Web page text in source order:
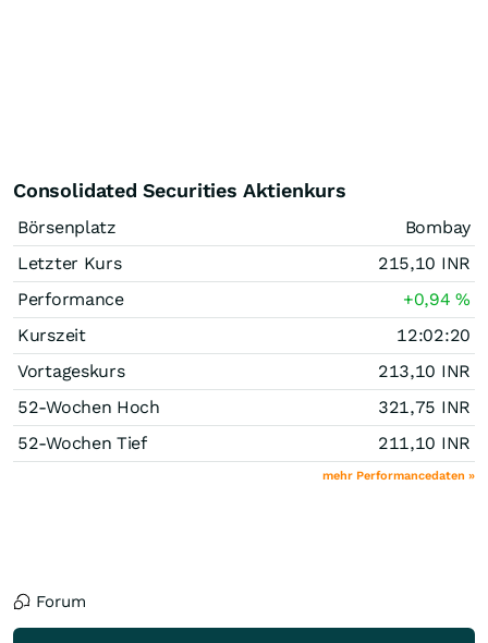
Consolidated Securities Aktienkurs
Börsenplatz
Bombay
Letzter Kurs
215,10 INR
Performance
+0,94%
Kurszeit
12:02:20
Vortageskurs
213,10 INR
52-Wochen Hoch
321,75 INR
52-Wochen Tief
211,10 INR
mehr Performancedaten »
Forum